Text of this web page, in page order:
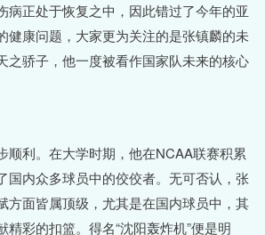
病正处于恢复之中，因此错过了今年的亚
健康问题，大家更为关注的是张镇麟的未
之骄子，他一度被看作国家队未来的核心
顺利。在大学时期，他在NCAA联赛积累
国内众多球员中的佼佼者。无可否认，张
方面皆属顶级，尤其是在国内球员中，其
精彩的扣篮。得名“沈阳轰炸机”便是明